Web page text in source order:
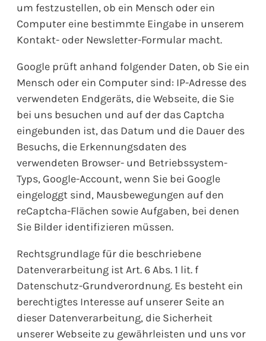
um festzustellen, ob ein Mensch oder ein
Computer eine bestimmte Eingabe in unserem
Kontakt- oder Newsletter-Formular macht.
Google prüft anhand folgender Daten, ob Sie ein
Mensch oder ein Computer sind: IP-Adresse des
verwendeten Endgeräts, die Webseite, die Sie
bei uns besuchen und auf der das Captcha
eingebunden ist, das Datum und die Dauer des
Besuchs, die Erkennungsdaten des
verwendeten Browser- und Betriebssystem-
Typs, Google-Account, wenn Sie bei Google
eingeloggt sind, Mausbewegungen auf den
reCaptcha-Flächen sowie Aufgaben, bei denen
Sie Bilder identifizieren müssen.
Rechtsgrundlage für die beschriebene
Datenverarbeitung ist Art. 6 Abs. 1 lit. f
Datenschutz-Grundverordnung. Es besteht ein
berechtigtes Interesse auf unserer Seite an
dieser Datenverarbeitung, die Sicherheit
unserer Webseite zu gewährleisten und uns vor